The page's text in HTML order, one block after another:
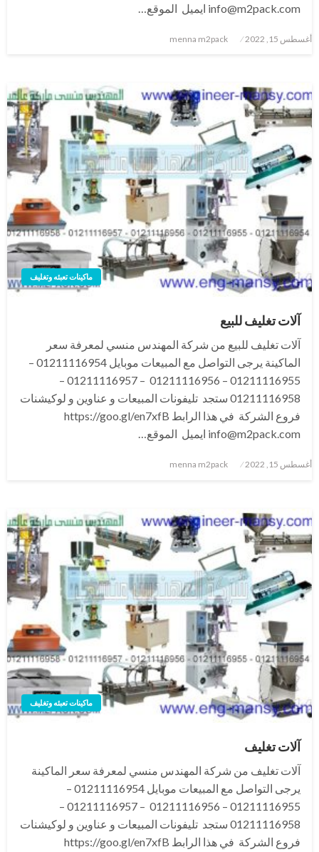
info@m2pack.com ايميل الموقع…
نُشر
أغسطس 15, 2022 menna m2pack
ماكينات تعبئه وتغليف
آلات تغليف للبيع
آلات تغليف للبيع من شركة المهندس منسي لمعرفة سعر
الماكينة يرجى التواصل مع المبيعات موبايل 01211116954 –
01211116955 – 01211116956 – 01211116957 –
01211116958 ستجد تليفونات المبيعات و عناوين و لوكيشنات
فروع الشركة في هذا الرابط https://goo.gl/en7xfB
info@m2pack.com ايميل الموقع…
نُشر
أغسطس 15, 2022 menna m2pack
ماكينات تعبئه وتغليف
آلات تغليف
آلات تغليف من شركة المهندس منسي لمعرفة سعر الماكينة
يرجى التواصل مع المبيعات موبايل 01211116954 –
01211116955 – 01211116956 – 01211116957 –
01211116958 ستجد تليفونات المبيعات و عناوين و لوكيشنات
فروع الشركة في هذا الرابط https://goo.gl/en7xfB